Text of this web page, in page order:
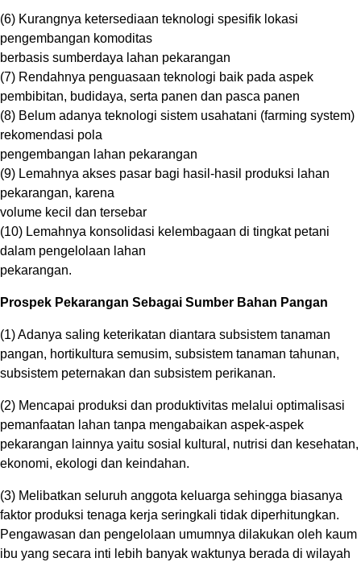
(6) Kurangnya ketersediaan teknologi spesifik lokasi
pengembangan komoditas
berbasis sumberdaya lahan pekarangan
(7) Rendahnya penguasaan teknologi baik pada aspek
pembibitan, budidaya, serta panen dan pasca panen
(8) Belum adanya teknologi sistem usahatani (farming system)
rekomendasi pola
pengembangan lahan pekarangan
(9) Lemahnya akses pasar bagi hasil-hasil produksi lahan
pekarangan, karena
volume kecil dan tersebar
(10) Lemahnya konsolidasi kelembagaan di tingkat petani
dalam pengelolaan lahan
pekarangan.
Prospek Pekarangan Sebagai Sumber Bahan Pangan
(1) Adanya saling keterikatan diantara subsistem tanaman
pangan, hortikultura semusim, subsistem tanaman tahunan,
subsistem peternakan dan subsistem perikanan.
(2) Mencapai produksi dan produktivitas melalui optimalisasi
pemanfaatan lahan tanpa mengabaikan aspek-aspek
pekarangan lainnya yaitu sosial kultural, nutrisi dan kesehatan,
ekonomi, ekologi dan keindahan.
(3) Melibatkan seluruh anggota keluarga sehingga biasanya
faktor produksi tenaga kerja seringkali tidak diperhitungkan.
Pengawasan dan pengelolaan umumnya dilakukan oleh kaum
ibu yang secara inti lebih banyak waktunya berada di wilayah